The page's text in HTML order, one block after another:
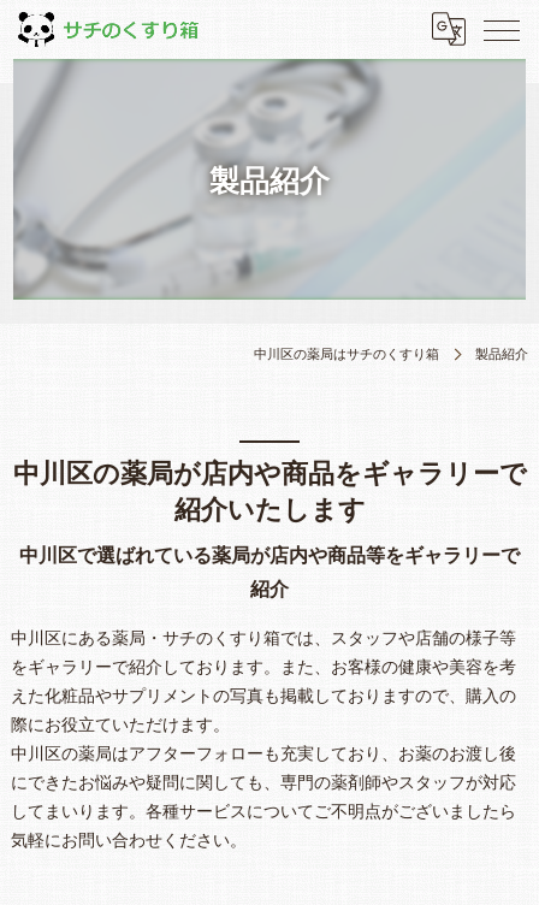
製品紹介
中川区の薬局はサチのくすり箱 製品紹介
中川区の薬局が店内や商品をギャラリーで
紹介いたします
中川区で選ばれている薬局が店内や商品等をギャラリーで
紹介
中川区にある薬局・サチのくすり箱では、スタッフや店舗の様子等
をギャラリーで紹介しております。また、お客様の健康や美容を考
えた化粧品やサプリメントの写真も掲載しておりますので、購入の
際にお役立ていただけます。
中川区の薬局はアフターフォローも充実しており、お薬のお渡し後
にできたお悩みや疑問に関しても、専門の薬剤師やスタッフが対応
してまいります。各種サービスについてご不明点がございましたら
気軽にお問い合わせください。